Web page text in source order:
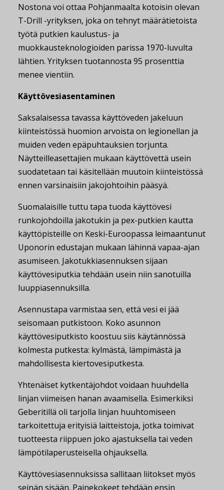
Nostona voi ottaa Pohjanmaalta kotoisin olevan
T-Drill -yrityksen, joka on tehnyt määrätietoista
työtä putkien kaulustus- ja
muokkausteknologioiden parissa 1970-luvulta
lähtien. Yrityksen tuotannosta 95 prosenttia
menee vientiin.
Käyttövesiasentaminen
Saksalaisessa tavassa käyttöveden jakeluun
kiinteistössä huomion arvoista on legionellan ja
muiden veden epäpuhtauksien torjunta.
Näytteilleasettajien mukaan käyttövettä usein
suodatetaan tai käsitellään muutoin kiinteistössä
ennen varsinaisiin jakojohtoihin pääsyä.
Suomalaisille tuttu tapa tuoda käyttövesi
runkojohdoilla jakotukin ja pex-putkien kautta
käyttöpisteille on Keski-Euroopassa leimaantunut
Uponorin edustajan mukaan lähinnä vapaa-ajan
asumiseen. Jakotukkiasennuksen sijaan
käyttövesiputkia tehdään usein niin sanotuilla
luuppiasennuksilla.
Asennustapa varmistaa sen, että vesi ei jää
seisomaan putkistoon. Koko asunnon
käyttövesiputkisto koostuu siis käytännössä
kolmesta putkesta: kylmästä, lämpimästä ja
mahdollisesta kiertovesiputkesta.
Yhtenäiset kytkentäjohdot voidaan huuhdella
linjan viimeisen hanan avaamisella. Esimerkiksi
Geberitillä oli tarjolla linjan huuhtomiseen
tarkoitettuja erityisiä laitteistoja, jotka toimivat
tuotteesta riippuen joko ajastuksella tai veden
lämpötilaperusteisella ohjauksella.
Käyttövesiasennuksissa sallitaan liitokset myös
seinän sisään. Painekokeet tehdään ensin